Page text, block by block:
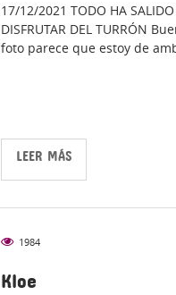
17/12/2021 TODO HA SALIDO
DISFRUTAR DEL TURRÓN
foto parece que estoy de
LEER MÁS
1984
Kloe